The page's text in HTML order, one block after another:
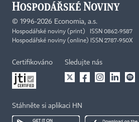
© 1996-2026 Economia, a.s.
Hospodářské noviny (print) ISSN 0862-9587
Hospodářské noviny (online) ISSN 2787-950X
Certifikováno Sledujte nás
Stáhněte si aplikaci HN